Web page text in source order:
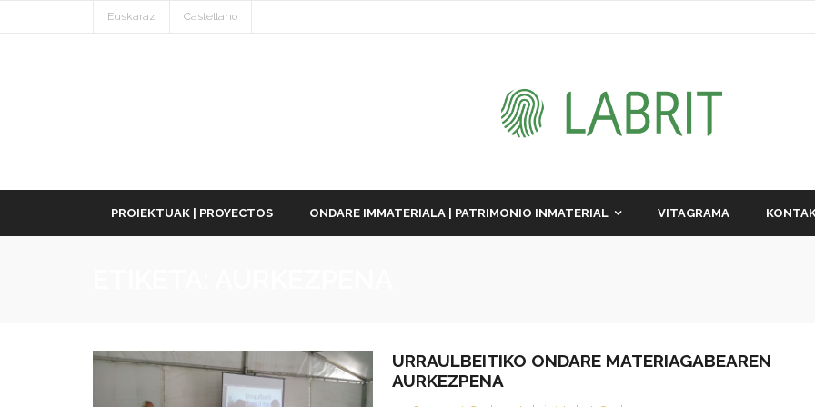
Euskaraz Castellano
PROIEKTUAK | PROYECTOS ONDARE IMMATERIALA | PATRIMONIO INMATERIAL VITAGRAMA
URRAULBEITIKO ONDARE MATERIAGABEAREN
AURKEZPENA